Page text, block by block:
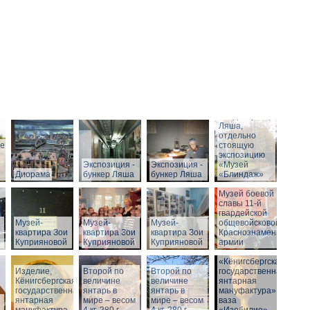
Диорама
Экспозиция -
бункер Ляша
Экспозиция -
бункер Ляша
Ляша,
отдельно
стоящую
экспозицию
«Музей
«Блиндаж»
Музей-
квартира Зои
Куприяновой
Музей-
квартира Зои
Куприяновой
Музей-
квартира Зои
Куприяновой
Музей боевой
славы 11-й
гвардейской
общевойсковой
Краснознаменной
армии
Изделие,
Кёнигсбергская
государственная
янтарная
Второй по
величине
янтарь в
мире – весом
Второй по
величине
янтарь в
мире – весом
«Кёнигсбергская
государственная
янтарная
мануфактура» -
ваза
Историческое
здание музея
-
Штадтхалле.